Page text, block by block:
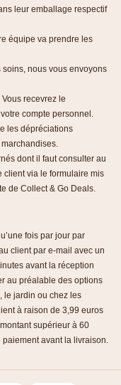
leur emballage respectif
équipe va prendre les
nous vous envoyons
recevrez le
compte personnel.
les dépréciations
dont il faut consulter au
client via le formulaire mis
de Collect & Go Deals.
fois par jour par
client par e-mail avec un
avant la réception
au préalable des options
le jardin ou chez les
à raison de 3,99 euros
supérieur à 60
avant la livraison.